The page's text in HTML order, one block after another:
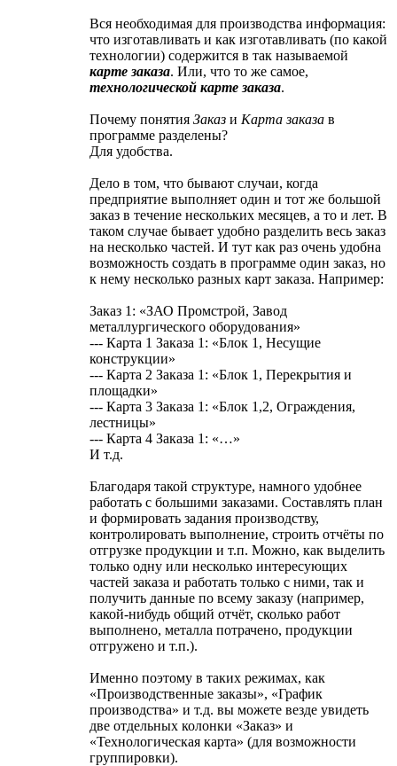
Вся необходимая для производства информация:
что изготавливать и как изготавливать (по какой
технологии) содержится в так называемой
карте заказа. Или, что то же самое,
технологической карте заказа.
Почему понятия Заказ и Карта заказа в
программе разделены?
Для удобства.
Дело в том, что бывают случаи, когда
предприятие выполняет один и тот же большой
заказ в течение нескольких месяцев, а то и лет. В
таком случае бывает удобно разделить весь заказ
на несколько частей. И тут как раз очень удобна
возможность создать в программе один заказ, но
к нему несколько разных карт заказа. Например:
Заказ 1: «ЗАО Промстрой, Завод
металлургического оборудования»
--- Карта 1 Заказа 1: «Блок 1, Несущие
конструкции»
--- Карта 2 Заказа 1: «Блок 1, Перекрытия и
площадки»
--- Карта 3 Заказа 1: «Блок 1,2, Ограждения,
лестницы»
--- Карта 4 Заказа 1: «…»
И т.д.
Благодаря такой структуре, намного удобнее
работать с большими заказами. Составлять план
и формировать задания производству,
контролировать выполнение, строить отчёты по
отгрузке продукции и т.п. Можно, как выделить
только одну или несколько интересующих
частей заказа и работать только с ними, так и
получить данные по всему заказу (например,
какой-нибудь общий отчёт, сколько работ
выполнено, металла потрачено, продукции
отгружено и т.п.).
Именно поэтому в таких режимах, как
«Производственные заказы», «График
производства» и т.д. вы можете везде увидеть
две отдельных колонки «Заказ» и
«Технологическая карта» (для возможности
группировки).